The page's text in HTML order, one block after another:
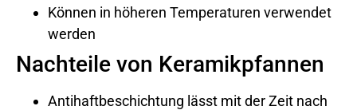
Können in höheren Temperaturen verwendet
werden
Nachteile von Keramikpfannen
Antihaftbeschichtung lässt mit der Zeit nach